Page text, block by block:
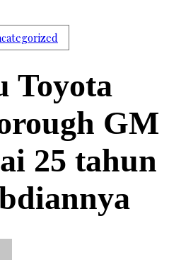
Toyota
GM
25 tahun